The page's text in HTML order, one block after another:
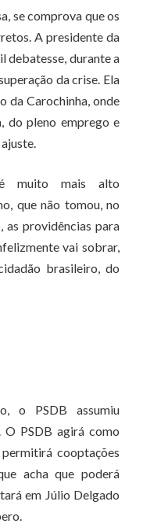
se comprova que os
A presidente da
debatesse, durante a
da crise. Ela
da Carochinha, onde
do pleno emprego e
muito mais alto
que não tomou, no
as providências para
vai sobrar,
brasileiro, do
o PSDB assumiu
O PSDB agirá como
cooptações
acha que poderá
em Júlio Delgado